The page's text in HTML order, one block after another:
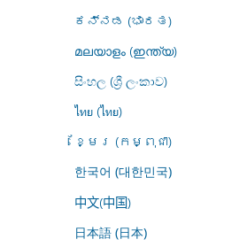
ಕನ್ನಡ (ಭಾರತ)
മലയാളം (ഇന്ത്യ)
සිංහල (ශ්‍රී ලංකාව)
ไทย (ไทย)
ខ្មែរ (កម្ពុជា)
한국어 (대한민국)
中文(中国)
日本語 (日本)